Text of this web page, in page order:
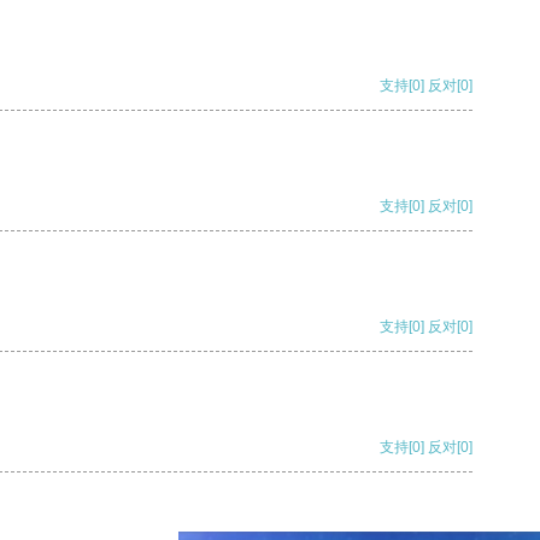
支持[0] 反对[0]
支持[0] 反对[0]
支持[0] 反对[0]
支持[0] 反对[0]